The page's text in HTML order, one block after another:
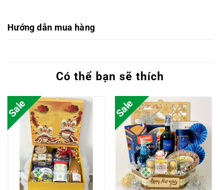
Hướng dẫn mua hàng
Có thể bạn sẽ thích
Sale Sale